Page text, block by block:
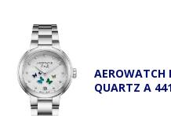
AEROWATCH
QUARTZ A